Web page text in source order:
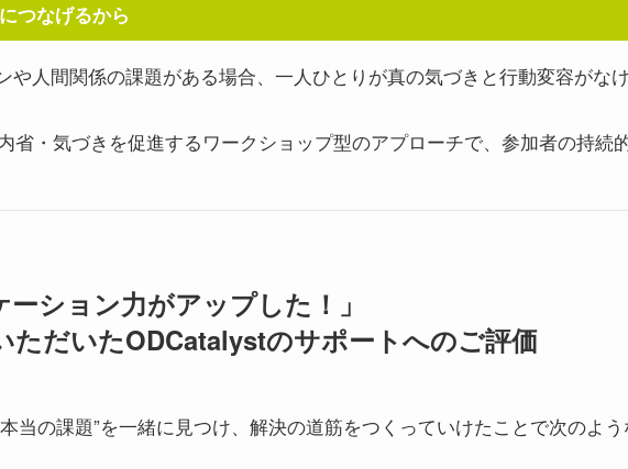
つなげるから
や人間関係の課題がある場合、一人ひとりが真の気づきと行動変容がな
省・気づきを促進するワークショップ型のアプローチで、参加者の持続
ション力がアップした！」
ただいたODCatalystのサポートへのご評価
当の課題”を一緒に見つけ、解決の道筋をつくっていけたことで次のよ